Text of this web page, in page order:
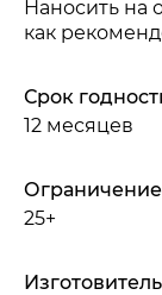
Наносить на
как
Срок
12 месяцев
Ограничение
25+
Изготовитель